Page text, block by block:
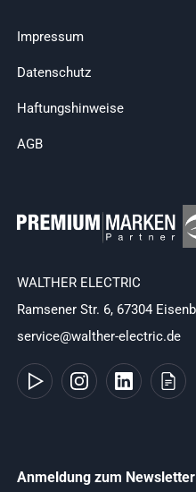
Impressum
Datenschutz
Haftungshinweise
AGB
WALTHER ELECTRIC
Ramsener Str. 6, 67304
service@walther-electric.de
Anmeldung zum Newsletter